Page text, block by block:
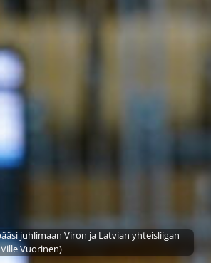
juhlimaan Viron ja Latvian yhteisliigan
Vuorinen)